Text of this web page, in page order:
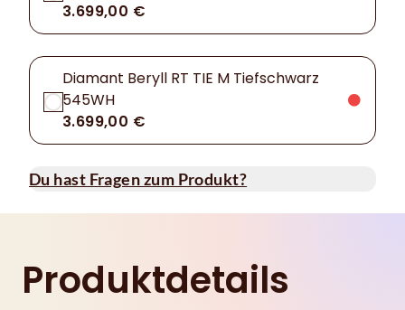
3.699,00 €
Diamant Beryll RT TIE M Tiefschwarz
545WH
3.699,00 €
Du hast Fragen zum Produkt?
Produktdetails